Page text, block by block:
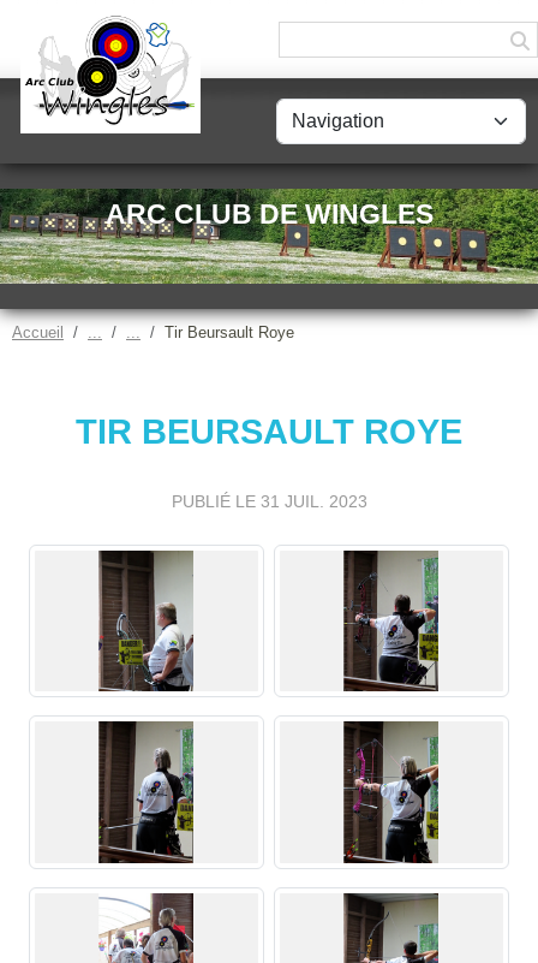
ARC CLUB DE WINGLES
Accueil Tir Beursault Roye
TIR BEURSAULT ROYE
PUBLIÉ LE 31 JUIL. 2023
Panneau de gestion des cookies